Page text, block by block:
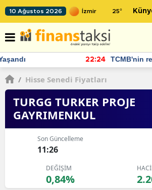
10 Ağustos 2026 25°
22:24 TCMB'nin rezervlerinde artan
/ Hisse Senedi Fiyatları
TURGG TURKER PROJE
GAYRIMENKUL
Son Güncelleme
11:26
DEĞİŞİM
0,84%